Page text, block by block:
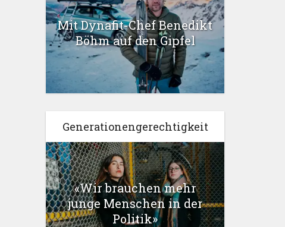
Mit Dynafit-Chef Benedikt
Böhm auf den Gipfel
Generationengerechtigkeit
«Wir brauchen mehr
junge Menschen in der
Politik»